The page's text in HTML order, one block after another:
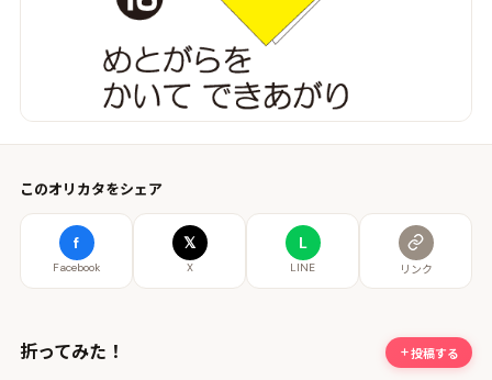
このオリカタをシェア
f
Facebook
𝕏
X
L
LINE リンク
折ってみた！ 投稿する